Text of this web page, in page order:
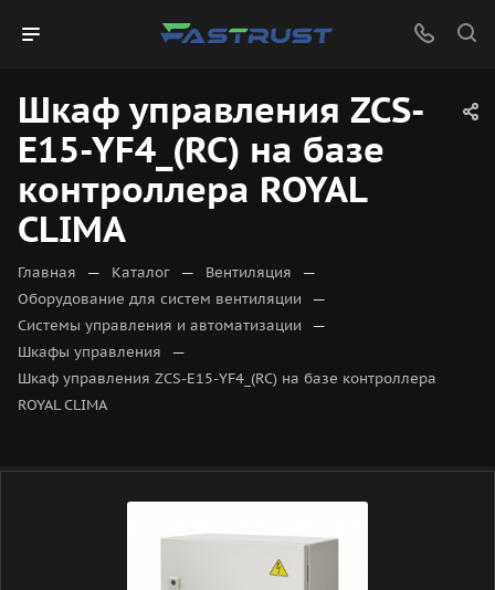
Шкаф управления ZCS-
E15-YF4_(RC) на базе
контроллера ROYAL
CLIMA
Главная — Каталог — Вентиляция —
Оборудование для систем вентиляции —
Системы управления и автоматизации —
Шкафы управления —
Шкаф управления ZCS-E15-YF4_(RC) на базе контроллера
ROYAL CLIMA